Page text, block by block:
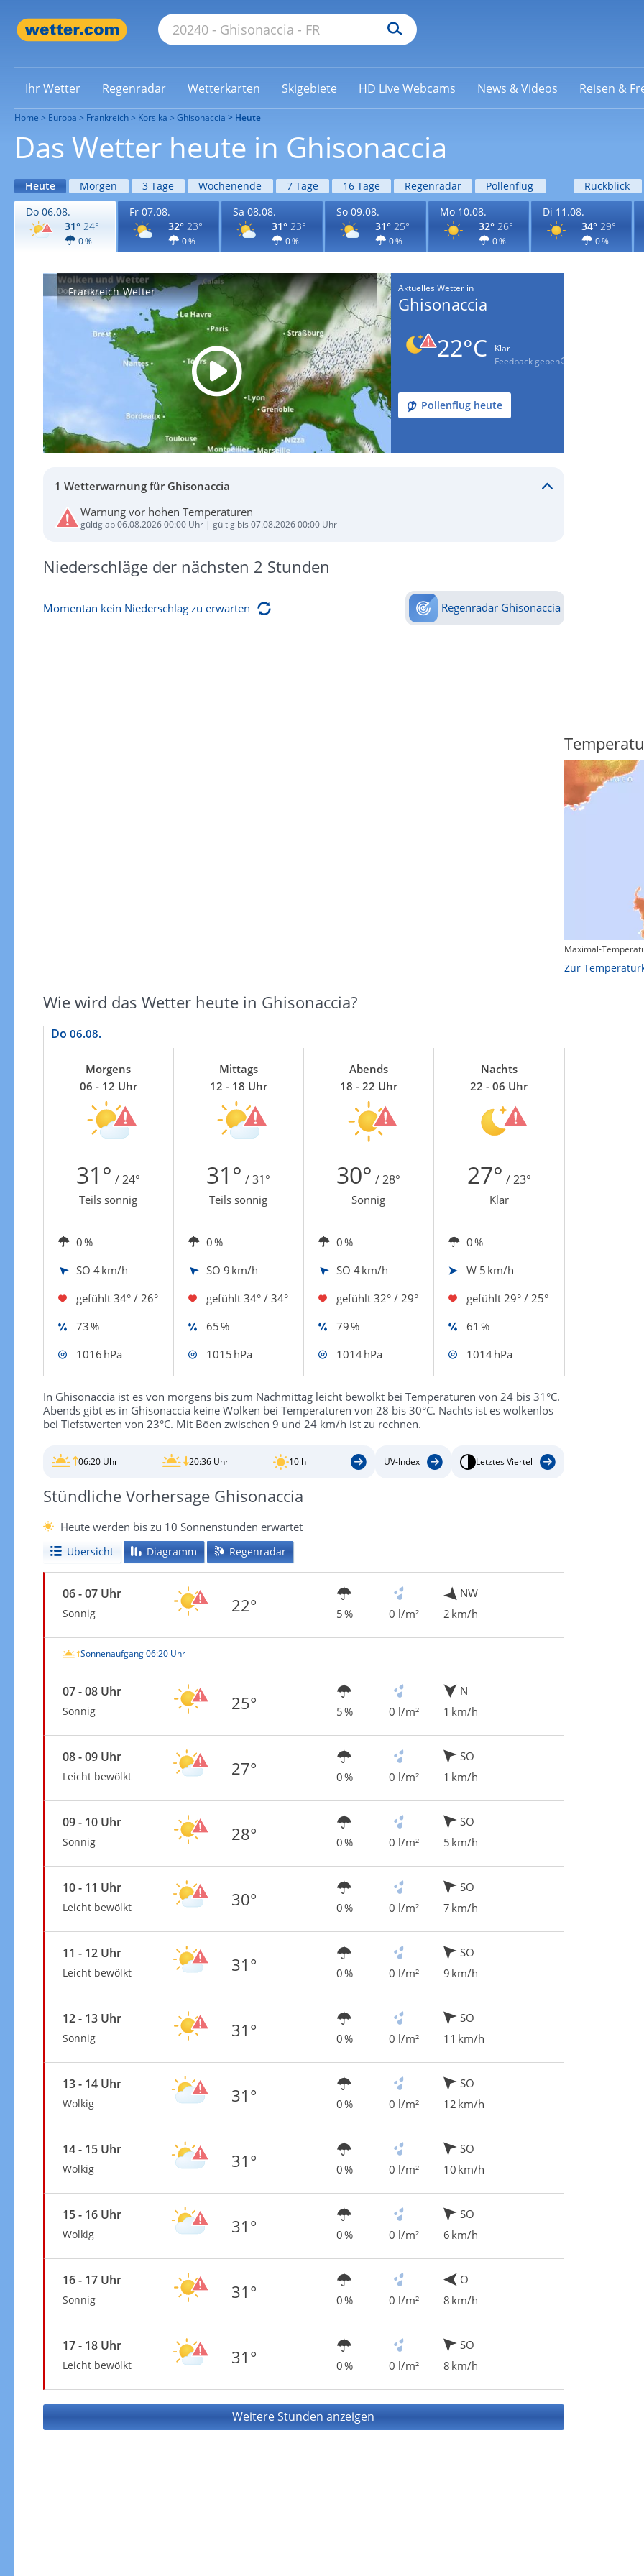
Ihr Wetter Regenradar Wetterkarten Skigebiete HD Live Webcams News & Videos Reisen &
Home Europa Frankreich Korsika Ghisonaccia Heute
Das Wetter heute in Ghisonaccia
Heute Morgen 3 Tage Wochenende 7 Tage 16 Tage Regenradar Pollenflug
Rückblick
Do 06.08.
31° 24°
0 %
Fr 07.08.
32° 23°
0 %
Sa 08.08.
31° 23°
0 %
So 09.08.
31° 25°
0 %
Mo 10.08.
32° 26°
0 %
Di 11.08.
34° 29°
0 %
Frankreich-Wetter Aktuelles Wetter in
Ghisonaccia
22°C
Klar
Feedback geben
Pollenflug heute
1 Wetterwarnung für Ghisonaccia
Warnung vor hohen Temperaturen
gültig ab 06.08.2026 00:00 Uhr | gültig bis 07.08.2026 00:00 Uhr
Niederschläge der nächsten 2 Stunden
Momentan kein Niederschlag zu erwarten Regenradar Ghisonaccia
Wie wird das Wetter heute in Ghisonaccia?
Do 06.08.
Morgens
06 - 12 Uhr
Mittags
12 - 18 Uhr
Abends
18 - 22 Uhr
Nachts
22 - 06 Uhr
31° / 24° 31° / 31° 30° / 28° 27° / 23°
Teils sonnig Teils sonnig Sonnig Klar
0 % 0 % 0 %
0 %
SO 4 km/h SO 9 km/h SO 4 km/h W 5 km/h
gefühlt 34° / 26° gefühlt 34° / 34° gefühlt 32° / 29° gefühlt 29° / 25°
73 %
65 % 79 %
61 %
1016 hPa
1015 hPa 1014 hPa 1014 hPa
In Ghisonaccia ist es von morgens bis zum Nachmittag leicht bewölkt bei Temperaturen von 24 bis 31°C.
Abends gibt es in Ghisonaccia keine Wolken bei Temperaturen von 28 bis 30°C. Nachts ist es wolkenlos
bei Tiefstwerten von 23°C. Mit Böen zwischen 9 und 24 km/h ist zu rechnen.
06:20 Uhr 20:36 Uhr 10 h UV-Index Letztes Viertel
Stündliche Vorhersage Ghisonaccia
Heute werden bis zu 10 Sonnenstunden erwartet
Übersicht Diagramm Regenradar
06 - 07 Uhr
Sonnig 22° 5 % 0 l/m²
NW
2 km/h
Sonnenaufgang 06:20 Uhr
07 - 08 Uhr
Sonnig 25° 5 % 0 l/m²
N
1 km/h
08 - 09 Uhr
Leicht bewölkt 27° 0 % 0 l/m²
SO
1 km/h
09 - 10 Uhr
Sonnig 28° 0 % 0 l/m²
SO
5 km/h
10 - 11 Uhr
Leicht bewölkt 30° 0 % 0 l/m²
SO
7 km/h
11 - 12 Uhr
Leicht bewölkt 31° 0 % 0 l/m²
SO
9 km/h
12 - 13 Uhr
Sonnig 31° 0 % 0 l/m²
SO
11 km/h
13 - 14 Uhr
Wolkig 31° 0 % 0 l/m²
SO
12 km/h
14 - 15 Uhr
Wolkig 31° 0 % 0 l/m²
SO
10 km/h
15 - 16 Uhr
Wolkig 31° 0 % 0 l/m²
SO
6 km/h
16 - 17 Uhr
Sonnig 31° 0 % 0 l/m²
O
8 km/h
17 - 18 Uhr
Leicht bewölkt 31° 0 % 0 l/m²
SO
8 km/h
Weitere Stunden anzeigen
Maximal-
Zur